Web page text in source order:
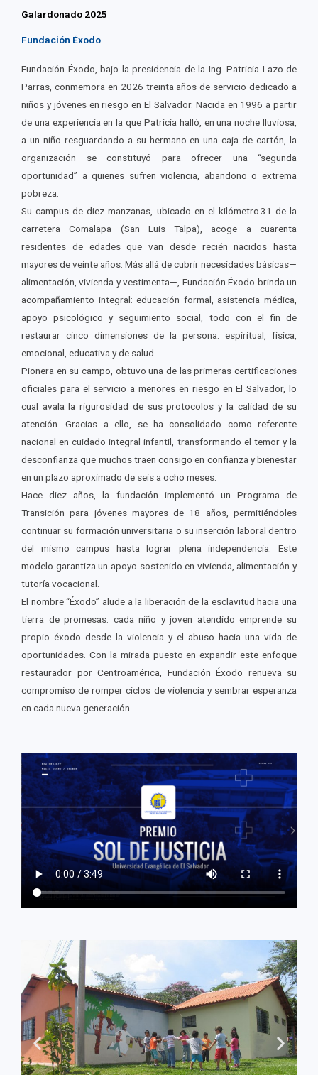
Galardonado 2025
Fundación Éxodo
Fundación Éxodo, bajo la presidencia de la Ing. Patricia Lazo de
Parras, conmemora en 2026 treinta años de servicio dedicado a
niños y jóvenes en riesgo en El Salvador. Nacida en 1996 a partir
de una experiencia en la que Patricia halló, en una noche lluviosa,
a un niño resguardando a su hermano en una caja de cartón, la
organización se constituyó para ofrecer una “segunda
oportunidad” a quienes sufren violencia, abandono o extrema
pobreza.
Su campus de diez manzanas, ubicado en el kilómetro 31 de la
carretera Comalapa (San Luis Talpa), acoge a cuarenta
residentes de edades que van desde recién nacidos hasta
mayores de veinte años. Más allá de cubrir necesidades básicas—
alimentación, vivienda y vestimenta—, Fundación Éxodo brinda un
acompañamiento integral: educación formal, asistencia médica,
apoyo psicológico y seguimiento social, todo con el fin de
restaurar cinco dimensiones de la persona: espiritual, física,
emocional, educativa y de salud.
Pionera en su campo, obtuvo una de las primeras certificaciones
oficiales para el servicio a menores en riesgo en El Salvador, lo
cual avala la rigurosidad de sus protocolos y la calidad de su
atención. Gracias a ello, se ha consolidado como referente
nacional en cuidado integral infantil, transformando el temor y la
desconfianza que muchos traen consigo en confianza y bienestar
en un plazo aproximado de seis a ocho meses.
Hace diez años, la fundación implementó un Programa de
Transición para jóvenes mayores de 18 años, permitiéndoles
continuar su formación universitaria o su inserción laboral dentro
del mismo campus hasta lograr plena independencia. Este
modelo garantiza un apoyo sostenido en vivienda, alimentación y
tutoría vocacional.
El nombre “Éxodo” alude a la liberación de la esclavitud hacia una
tierra de promesas: cada niño y joven atendido emprende su
propio éxodo desde la violencia y el abuso hacia una vida de
oportunidades. Con la mirada puesto en expandir este enfoque
restaurador por Centroamérica, Fundación Éxodo renueva su
compromiso de romper ciclos de violencia y sembrar esperanza
en cada nueva generación.